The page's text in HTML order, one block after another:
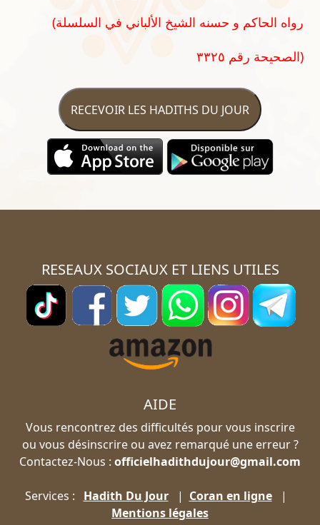
(رواه الحاكم و حسنه الشيخ الألباني في السلسلة
الصحيحة رقم ٣٣٢٥)
RECEVOIR LES HADITHS DU JOUR
RESEAUX SOCIAUX ET LIENS UTILES
AIDE
Vous rencontrez des difficultés pour vous inscrire
ou vous désinscrire ou avez remarqué une erreur ?
Contactez-Nous : officielhadithdujour@gmail.com
Services : Hadith Du Jour| Coran en ligne|
Mentions légales